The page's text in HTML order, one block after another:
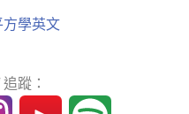
方學英文
蹤：